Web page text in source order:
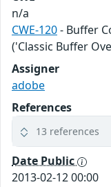
n/a
CWE-120- Buffer
('Classic Buffer
Assigner
adobe
References
13 references
Date Public
2013-02-12 00:00